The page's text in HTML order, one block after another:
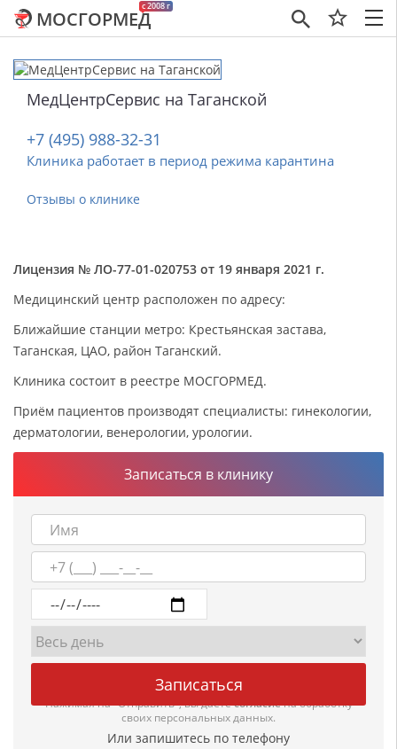
×
c 2008 г
МОСГОРМЕД
МедЦентрСервис на Таганской
+7 (495) 988-32-31
Клиника работает в период режима карантина
Отзывы о клинике
Лицензия № ЛО-77-01-020753 от 19 января 2021 г.
Медицинский центр расположен по адресу:
Ближайшие станции метро: Крестьянская застава,
Таганская, ЦАО, район Таганский.
Клиника состоит в реестре МОСГОРМЕД.
Приём пациентов производят специалисты: гинекологии,
дерматологии, венерологии, урологии.
Записаться в клинику
Нажимая на "Отправить", вы даетесогласиена обработку
своих персональных данных.
Или запишитесь по телефону